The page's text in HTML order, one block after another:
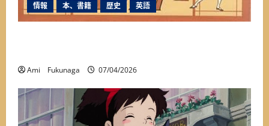
情報 本、書籍 歴史 英語
Ami Fukunaga 07/04/2026